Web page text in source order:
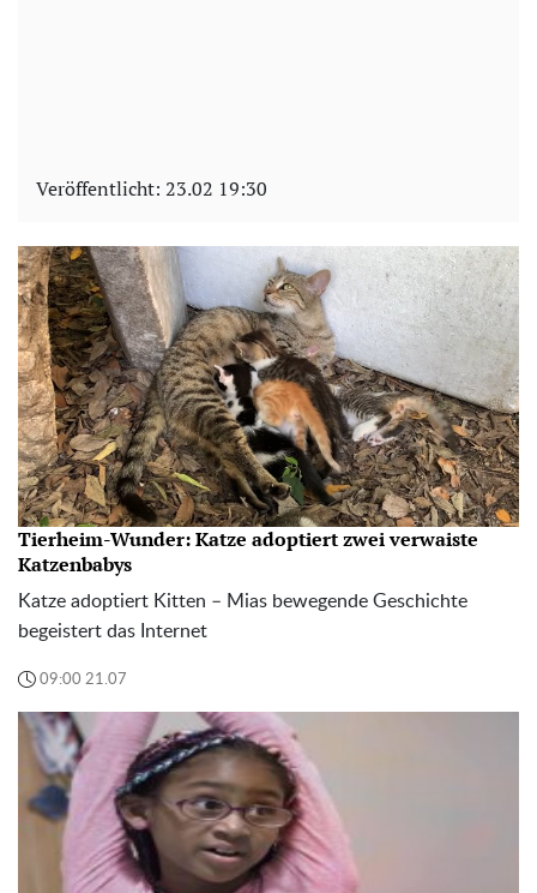
Veröffentlicht: 23.02 19:30
Tierheim-Wunder: Katze adoptiert zwei verwaiste
Katzenbabys
Katze adoptiert Kitten – Mias bewegende Geschichte
begeistert das Internet
09:00 21.07